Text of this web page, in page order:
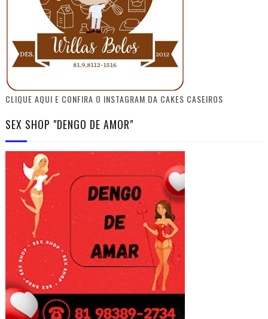
CLIQUE AQUI E CONFIRA O INSTAGRAM DA CAKES CASEIROS
SEX SHOP "DENGO DE AMOR"